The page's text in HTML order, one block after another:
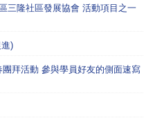
三隆社區發展協會 活動項目之一
)
拜活動 參與學員好友的側面速寫